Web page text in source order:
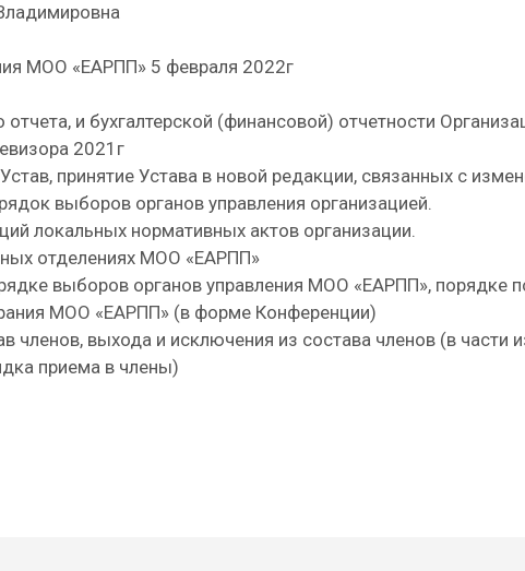
МОО «ЕАРПП» 5 февраля 2022г
и бухгалтерской (финансовой) отчетности
2021г
принятие Устава в новой редакции, связанных с
выборов органов управления организацией.
локальных нормативных актов организации.
отделениях МОО «ЕАРПП»
выборов органов управления МОО «ЕАРПП», порядке
МОО «ЕАРПП» (в форме Конференции)
членов, выхода и исключения из состава членов (в части
приема в члены)